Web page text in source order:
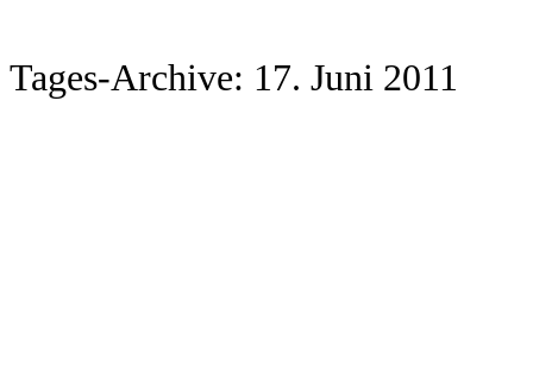
Tages-Archive: 17. Juni 2011